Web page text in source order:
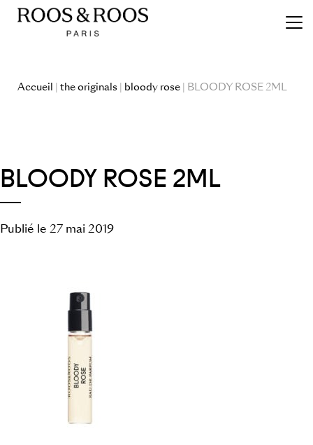
Accueil | the originals | bloody rose | BLOODY ROSE 2ML
BLOODY ROSE 2ML
Publié le 27 mai 2019